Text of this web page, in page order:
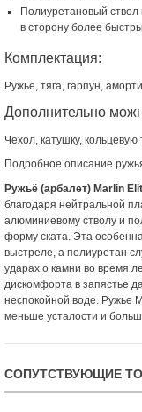
Полиуретановый
в сторону более
Комплектация:
Ружьё, тяга, гарпун,
Дополнительно
Чехол, катушку, кольцевую
Подробное описание
Ружьё (арбалет) Marlin
благодаря нейтральной
алюминиевому стволу и
форму ската. Эта
выстреле, а полиуретан
ударах о камни во время
дискомфорта в запястье
неспокойной воде. Ружье
меньше усталости и
СОПУТСТВУЮЩИЕ